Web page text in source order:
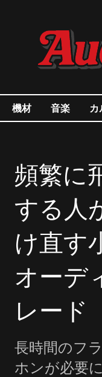
機材 音楽 カ
頻繁に
する人
け直す
オーデ
レード
長時間のフ
ホンが必要